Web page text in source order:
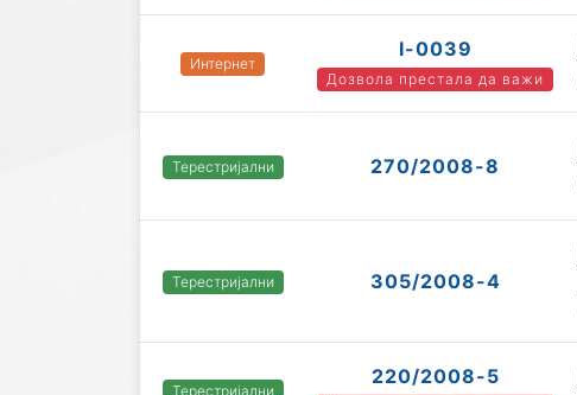
Интернет
I-0039
Дозвола престала да важи
Терестријални 270/2008-8
Терестријални 305/2008-4
Терестријални
220/2008-5